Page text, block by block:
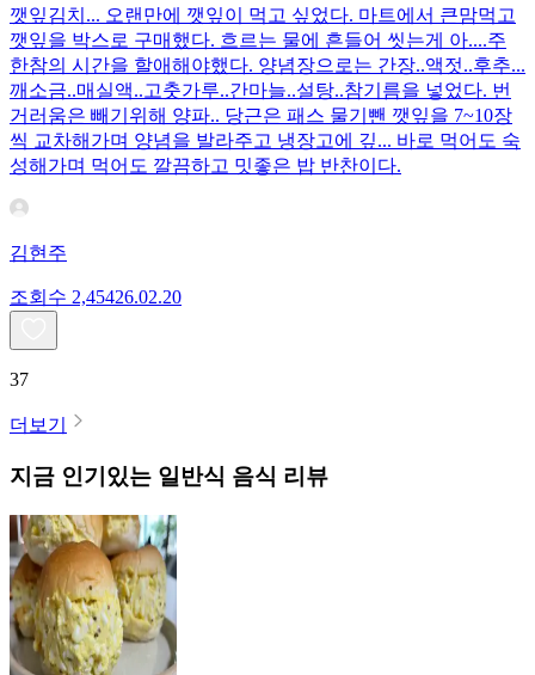
깻잎김치... 오랜만에 깻잎이 먹고 싶었다. 마트에서 큰맘먹고
깻잎을 박스로 구매했다. 흐르는 물에 흔들어 씻는게 아....주
한참의 시간을 할애해야했다. 양념장으로는 간장..액젓..후추...
깨소금..매실액..고춧가루..간마늘..설탕..참기름을 넣었다. 번
거러움은 빼기위해 양파.. 당근은 패스 물기뺀 깻잎을 7~10장
씩 교차해가며 양념을 발라주고 냉장고에 깊... 바로 먹어도 숙
성해가며 먹어도 깔끔하고 밋좋은 밥 반찬이다.
김현주
조회수 2,45426.02.20
37
더보기
지금 인기있는 일반식 음식 리뷰